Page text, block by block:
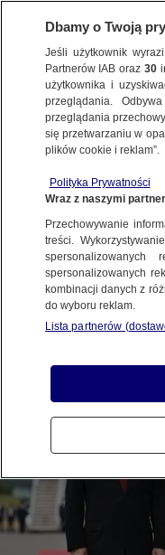
ŚWIAT
na najgorsze".
mediów
18.08.2025, 11:31
Posłuchaj
Czyta lektor AI
Dbamy o Twoją
Jeśli użytkownik
Partnerów IAB oraz30
użytkownika i
przeglądania.
przeglądania
się przetwarzaniu w
plików cookie i reklam”.
Polityka Prywatności
Wraz z naszymi
Przechowywanie
treści.
spersonalizowanych
kombinacji danych z
do wyboru reklam.
Lista partnerów